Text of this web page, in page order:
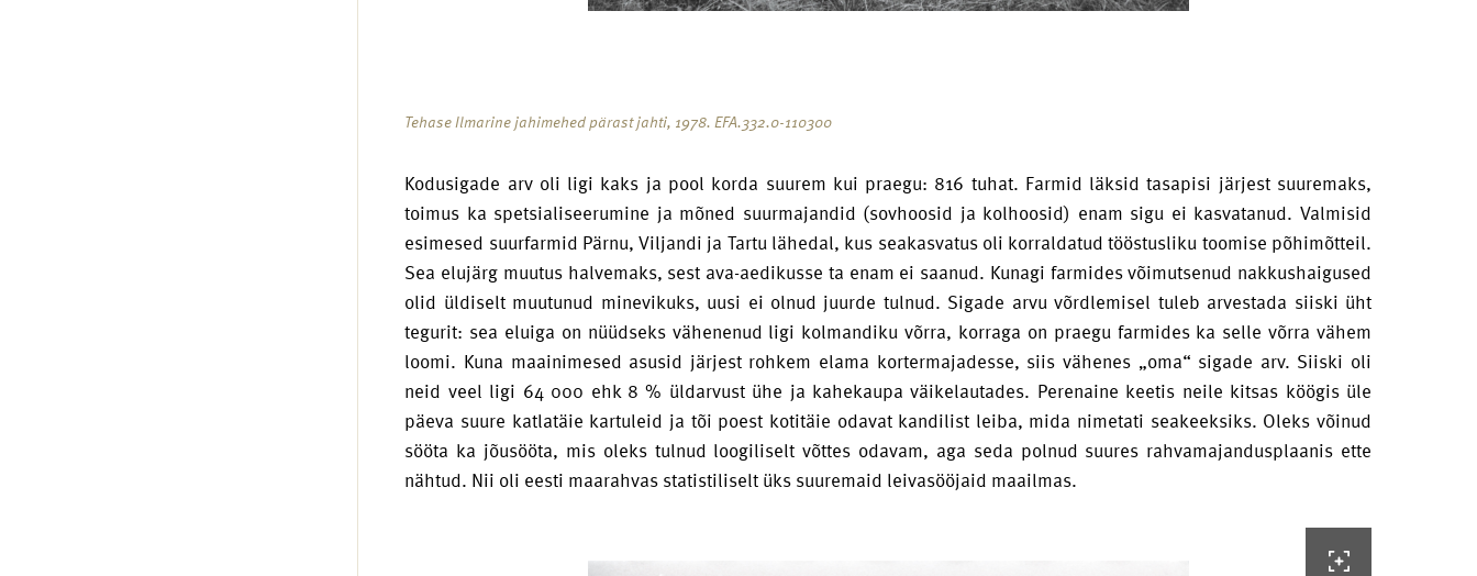
Tehase Ilmarine jahimehed pärast jahti, 1978. EFA.332.0-110300
Kodusigade arv oli ligi kaks ja pool korda suurem kui praegu: 816 tuhat. Farmid läksid tasapisi järjest suuremaks,
toimus ka spetsialiseerumine ja mõned suurmajandid (sovhoosid ja kolhoosid) enam sigu ei kasvatanud. Valmisid
esimesed suurfarmid Pärnu, Viljandi ja Tartu lähedal, kus seakasvatus oli korraldatud tööstusliku toomise põhimõtteil.
Sea elujärg muutus halvemaks, sest ava-aedikusse ta enam ei saanud. Kunagi farmides võimutsenud nakkushaigused
olid üldiselt muutunud minevikuks, uusi ei olnud juurde tulnud. Sigade arvu võrdlemisel tuleb arvestada siiski üht
tegurit: sea eluiga on nüüdseks vähenenud ligi kolmandiku võrra, korraga on praegu farmides ka selle võrra vähem
loomi. Kuna maainimesed asusid järjest rohkem elama kortermajadesse, siis vähenes „oma“ sigade arv. Siiski oli
neid veel ligi 64 000 ehk 8 % üldarvust ühe ja kahekaupa väikelautades. Perenaine keetis neile kitsas köögis üle
päeva suure katlatäie kartuleid ja tõi poest kotitäie odavat kandilist leiba, mida nimetati seakeeksiks. Oleks võinud
sööta ka jõusööta, mis oleks tulnud loogiliselt võttes odavam, aga seda polnud suures rahvamajandusplaanis ette
nähtud. Nii oli eesti maarahvas statistiliselt üks suuremaid leivasööjaid maailmas.